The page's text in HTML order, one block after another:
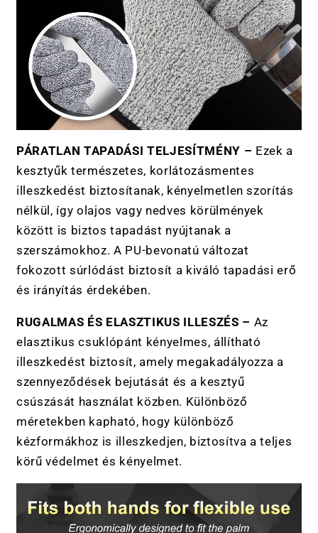
PÁRATLAN TAPADÁSI TELJESÍTMÉNY – Ezek a
kesztyűk természetes, korlátozásmentes
illeszkedést biztosítanak, kényelmetlen szorítás
nélkül, így olajos vagy nedves körülmények
között is biztos tapadást nyújtanak a
szerszámokhoz. A PU-bevonatú változat
fokozott súrlódást biztosít a kiváló tapadási erő
és irányítás érdekében.
RUGALMAS ÉS ELASZTIKUS ILLESZÉS – Az
elasztikus csuklópánt kényelmes, állítható
illeszkedést biztosít, amely megakadályozza a
szennyeződések bejutását és a kesztyű
csúszását használat közben. Különböző
méretekben kapható, hogy különböző
kézformákhoz is illeszkedjen, biztosítva a teljes
körű védelmet és kényelmet.